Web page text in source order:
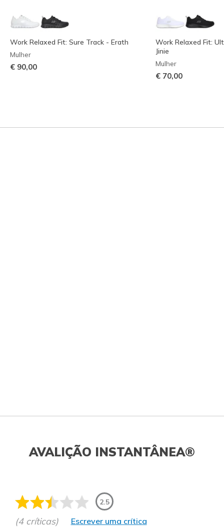
Work Relaxed Fit: Sure Track - Erath
Mulher
€ 90,00
Work Relaxed Fit:
Jinie
Mulher
€ 70,00
AVALIÇÃO INSTANTÂNEA®
2.5
(4 críticas) Escrever uma crítica